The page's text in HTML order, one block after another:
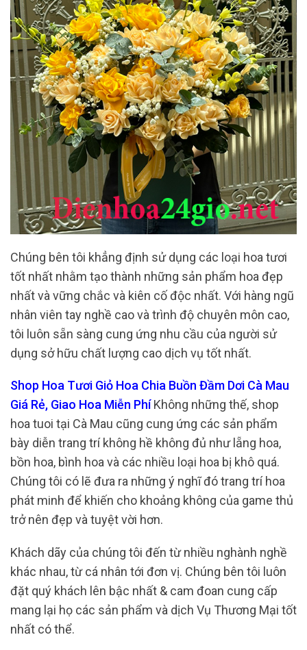
Chúng bên tôi khẳng định sử dụng các loại hoa tươi
tốt nhất nhằm tạo thành những sản phẩm hoa đẹp
nhất và vững chắc và kiên cố độc nhất. Với hàng ngũ
nhân viên tay nghề cao và trình độ chuyên môn cao,
tôi luôn sẵn sàng cung ứng nhu cầu của người sử
dụng sở hữu chất lượng cao dịch vụ tốt nhất.
Shop Hoa Tươi Giỏ Hoa Chia Buồn Đầm Dơi Cà Mau
Giá Rẻ, Giao Hoa Miễn PhíKhông những thế, shop
hoa tuoi tại Cà Mau cũng cung ứng các sản phẩm
bày diễn trang trí không hề không đủ như lẵng hoa,
bồn hoa, bình hoa và các nhiều loại hoa bị khô quá.
Chúng tôi có lẽ đưa ra những ý nghĩ đó trang trí hoa
phát minh để khiến cho khoảng không của game thủ
trở nên đẹp và tuyệt vời hơn.
Khách dãy của chúng tôi đến từ nhiều nghành nghề
khác nhau, từ cá nhân tới đơn vị. Chúng bên tôi luôn
đặt quý khách lên bậc nhất & cam đoan cung cấp
mang lại họ các sản phẩm và dịch Vụ Thương Mại tốt
nhất có thể.